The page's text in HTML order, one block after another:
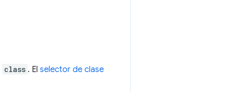
class . El selector de clase